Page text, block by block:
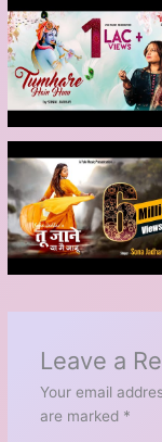
Leave a
Your email
are marked *